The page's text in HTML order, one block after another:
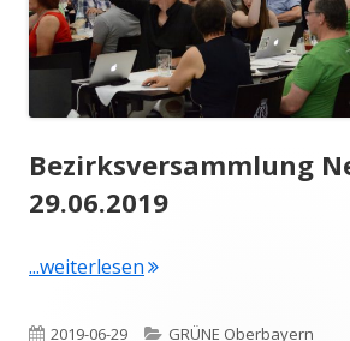
Bezirksversammlung
29.06.2019
...weiterlesen"Bezirksversammlung
Veröffentlicht
2019-06-29 Kategorien
GRÜNE Oberbayern